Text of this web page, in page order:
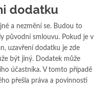
dodatku
a nezmění se. Budou to
původní smlouvu. Pokud je v
uzavření dodatku je zde
být jiný. Dodatek může
účastníka. V tomto případě
přešla práva a povinnosti